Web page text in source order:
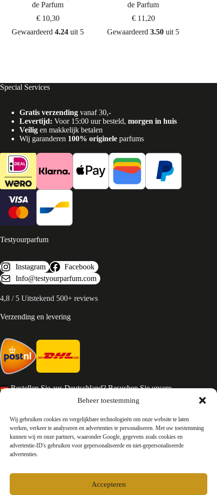
Beheer toestemming
Wij gebruiken cookies en vergelijkbare technologieën om onze website te laten
werken, verkeer te analyseren en advertenties te personaliseren. Met uw toestemming
kunnen wij en onze partners, waaronder Google, gegevens zoals cookies en
advertentie-ID's gebruiken voor gepersonaliseerde en niet-gepersonaliseerde
advertenties.
Accepteren
de Parfum
€10,30
Gewaardeerd4.24 uit 5
de Parfum
€11,20
Gewaardeerd3.50 uit 5
Special Services
Gratis verzending vanaf 30,-
Levertijd: Voor 15:00 uur besteld, morgen in huis
Veilig en makkelijk betalen
Wij garanderen 100% originele parfums
Testyourparfum
Instagram
Facebook
Info@testyourparfum.com
4,8 / 5 Uitstekend 500+ reviews
Verzending en levering
Bestellen Sie aus Deutschland? Besuchen Sie unsere
Services en Contact
Algemene voorwaarden
Retourneren
Privacy
Contact